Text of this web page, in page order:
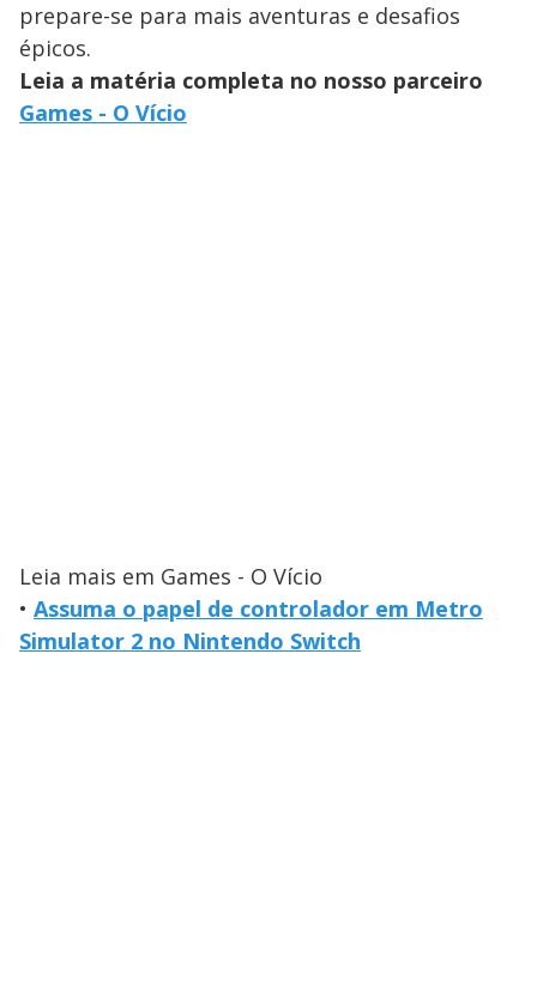
prepare-se para mais aventuras e desafios
épicos.
Leia a matéria completa no nosso parceiro
Games - O Vício
Leia mais em Games - O Vício
• Assuma o papel de controlador em Metro
Simulator 2 no Nintendo Switch